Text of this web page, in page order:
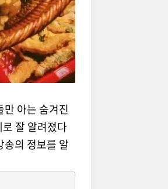
아는 숨겨진
잘 알려졌다
송의 정보를 알